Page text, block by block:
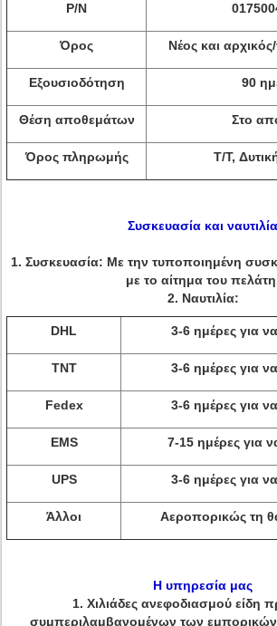
P/N
Όρος Νέος και
Εξουσιοδότηση 90
Θέση αποθεμάτων Στο
Όρος πληρωμής T/T,
Συσκευασία και ναυτιλία
1. Συσκευασία: Με την τυποποιημένη
με το αίτημα του
2. Ναυτιλία:
DHL 3-6 ημέρες για
TNT 3-6 ημέρες για
Fedex 3-6 ημέρες για
EMS 7-15 ημέρες για
UPS 3-6 ημέρες για
Άλλοι Αεροπορικώς τη
Η υπηρεσία μας
1. Χιλιάδες ανεφοδιασμού είδη
συμπεριλαμβανομένων των